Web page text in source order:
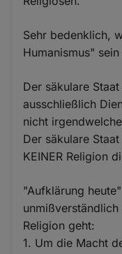
Sehr bedenklich,
Humanismus" sein
Der säkulare
ausschließlich
nicht
Der säkulare
KEINER Religion
"Aufklärung
Religion geht:
1. Um die Macht